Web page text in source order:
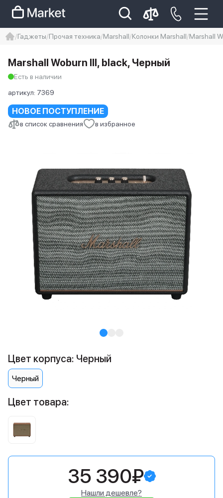
Iphone 14 pro max
айфон 14
Гаджеты Прочая техника Marshall Колонки Marshall Marshall
НОВОЕ ПОСТУПЛЕНИЕ
в список сравнения в избранное
Marshall Woburn III, black, Черный
Есть в наличии
артикул: 7369
Цвет корпуса: Черный
Черный
Цвет товара:
35 390₽
Нашли дешевле?